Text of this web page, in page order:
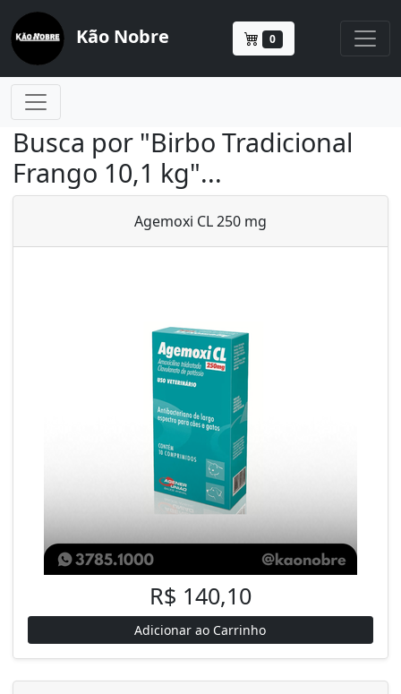
Kão Nobre 0
Busca por "Birbo Tradicional
Frango 10,1 kg"...
Agemoxi CL 250 mg
R$ 140,10
Adicionar ao Carrinho